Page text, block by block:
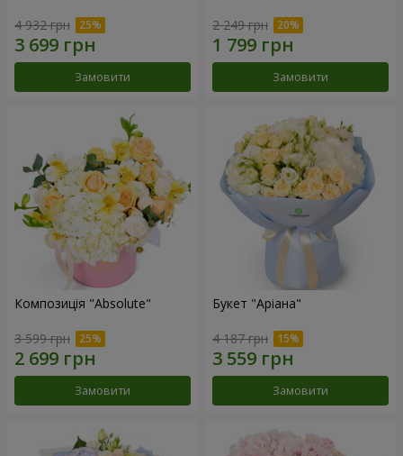
4 932 грн
Замовити
2 249 грн
Замовити
Композиція "Absolute"
3 599 грн
Замовити
Букет "Аріана"
4 187 грн
Замовити